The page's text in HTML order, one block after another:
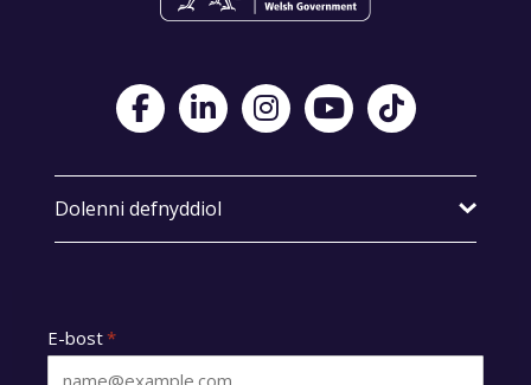
Visit Foster Wales on Facebook
Visit Foster Wales on LinkedIn
Visit Foster Wales on Instagram
Visit Foster Wales on
Visit Foster Wales
Dolenni defnyddiol